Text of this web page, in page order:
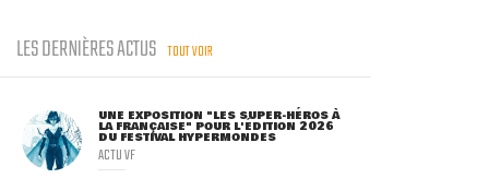
LES DERNIÈRES ACTUS TOUT VOIR
UNE EXPOSITION "LES SUPER-HÉROS À
LA FRANÇAISE" POUR L'ÉDITION 2026
DU FESTIVAL HYPERMONDES
ACTU VF